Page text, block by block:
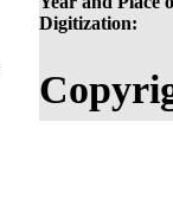
Digitization: